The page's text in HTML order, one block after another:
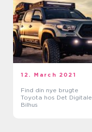
12. March 2021
Find din nye brugte
Toyota hos Det Digitale
Bilhus